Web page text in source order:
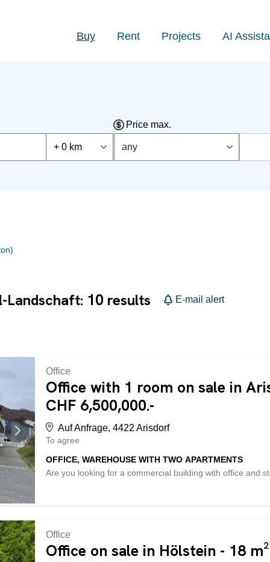
Buy Rent Projects AI
+ 0 km
Price max.
any
Landschaft: 10 results E-mail alert
Office
Office with 1 room on sale in
CHF 6,500,000.-
Auf Anfrage, 4422 Arisdorf
To agree
OFFICE, WAREHOUSE WITH TWO APARTMENTS
Are you looking for a commercial building with office and
15 parking spaces - lots of space - and much more... -
binding visit! Nothing suitable found? Discover over
expert with more than 20 years of experience ®
https://www.betterhomes.ch/de/profitieren Would you like
Office
Office on sale in Hölstein - 18 m²